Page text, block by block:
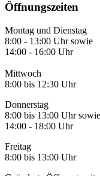
Öffnungszeiten
Montag und Dienstag
8:00 - 13:00 Uhr sowie
14:00 - 16:00 Uhr
Mittwoch
8:00 bis 12:30 Uhr
Donnerstag
8:00 bis 13:00 Uhr sowie
14:00 - 18:00 Uhr
Freitag
8:00 bis 13:00 Uhr